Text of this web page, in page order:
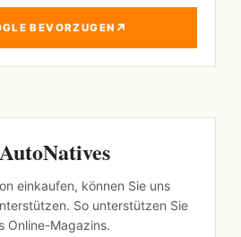
BEVORZUGEN ↗
einkaufen, können Sie uns
So unterstützen Sie
Online-Magazins.